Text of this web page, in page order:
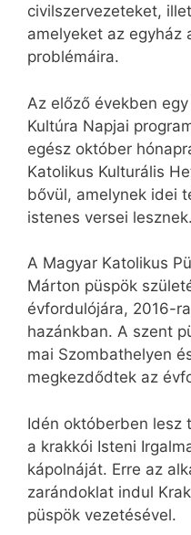
civilszervezeteket,
amelyeket az egyház
problémáira.
Az előző években
Kultúra Napjai
egész október
Katolikus Kulturális
bővül, amelynek idei
istenes versei lesznek.
A Magyar Katolikus
Márton püspök
évfordulójára, 2016-
hazánkban. A szent
mai Szombathelyen
megkezdődtek az
Idén októberben lesz
a krakkói Isteni
kápolnáját. Erre az
zarándoklat indul
püspök vezetésével.